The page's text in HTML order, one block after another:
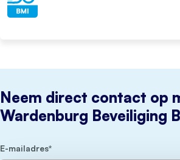
Neem direct contact op
Wardenburg Beveiliging
E-mailadres